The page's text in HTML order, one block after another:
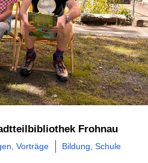
Frohnau
Vorträge Bildung, Schule